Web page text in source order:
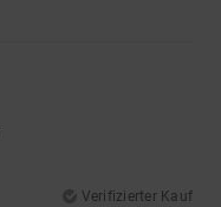
Verifizierter Kauf